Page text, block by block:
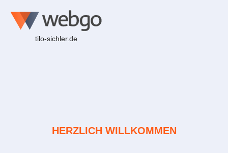
tilo-sichler.de
HERZLICH WILLKOMMEN